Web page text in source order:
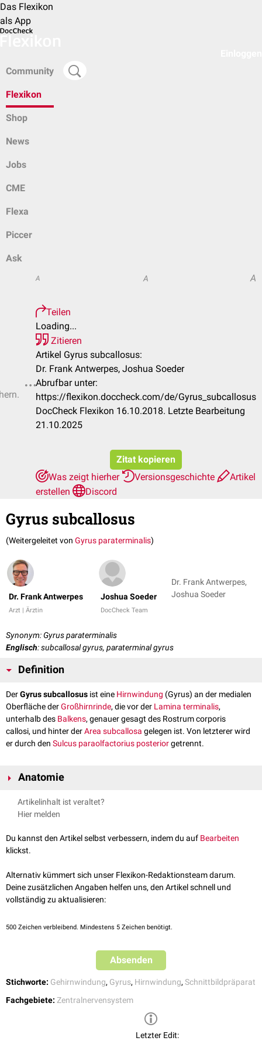
Das Flexikon
als App
Community
Flexikon
Shop
News
Jobs
CME
Flexa
Piccer
Ask
A A A
Teilen
Loading...
Zitieren
Artikel Gyrus subcallosus:
Dr. Frank Antwerpes, Joshua Soeder
Abrufbar unter:
https://flexikon.doccheck.com/de/Gyrus_subcallosus
DocCheck Flexikon 16.10.2018. Letzte Bearbeitung
21.10.2025
Zitat kopieren
Was zeigt hierher
Versionsgeschichte
Artikel
erstellen
Discord
Gyrus subcallosus
(Weitergeleitet von Gyrus paraterminalis)
Dr. Frank Antwerpes
Arzt | Ärztin
Joshua Soeder
DocCheck Team
Dr. Frank Antwerpes,
Joshua Soeder
Synonym: Gyrus paraterminalis
Englisch: subcallosal gyrus, paraterminal gyrus
Definition
DerGyrus subcallosus ist eine Hirnwindung (Gyrus) an der medialen
Oberfläche derGroßhirnrinde, die vor der Lamina terminalis,
unterhalb des Balkens, genauer gesagt des Rostrum corporis
callosi, und hinter derArea subcallosa gelegen ist. Von letzterer wird
er durch den Sulcus paraolfactorius posteriorgetrennt.
Anatomie
Zusammen mit der Area subcallosa bildet der Gyrus subcallosus die
praecommissuralis
wird als Teil des
limbischen Systems gewertet.
Medianer Sagittalschnitt des Kopfes
Artikelinhalt ist veraltet?
Hier melden
Du kannst den Artikel selbst verbessern, indem du auf Bearbeiten
klickst.
Alternativ kümmert sich unser Flexikon-Redaktionsteam darum.
Deine zusätzlichen Angaben helfen uns, den Artikel schnell und
vollständig zu aktualisieren:
500 Zeichen verbleibend. Mindestens 5 Zeichen benötigt.
Absenden
Stichworte: Gehirnwindung, Gyrus, Hirnwindung, Schnittbildpräparat
Fachgebiete: Zentralnervensystem
Letzter Edit: